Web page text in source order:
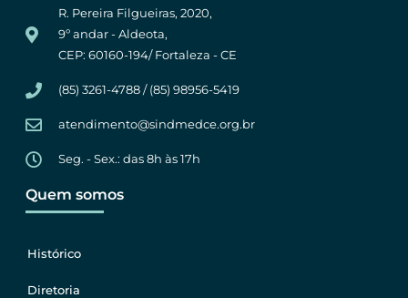
R. Pereira Filgueiras, 2020,
9º andar - Aldeota,
CEP: 60160-194/ Fortaleza - CE
(85) 3261-4788 / (85) 98956-5419
atendimento@sindmedce.org.br
Seg. - Sex.: das 8h às 17h
Quem somos
Histórico
Diretoria